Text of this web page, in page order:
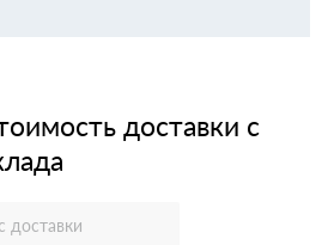
доставки с